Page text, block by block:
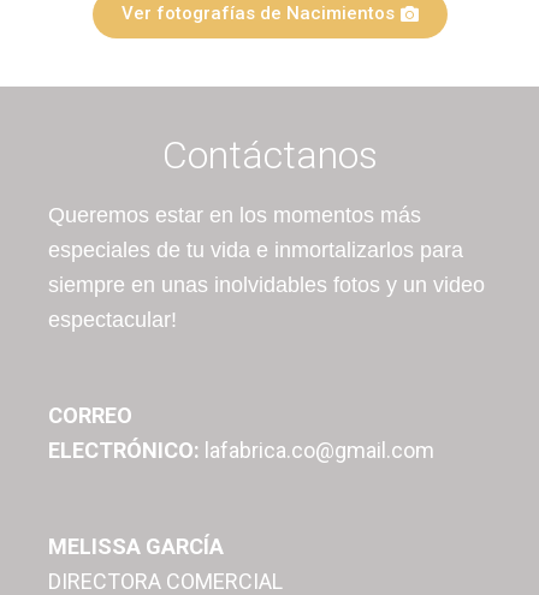
Ver fotografías de Nacimientos
Contáctanos
Queremos estar en los momentos más
especiales de tu vida e inmortalizarlos para
siempre en unas inolvidables fotos y un video
espectacular!
CORREO
ELECTRÓNICO: lafabrica.co@gmail.com
MELISSA GARCÍA
DIRECTORA COMERCIAL